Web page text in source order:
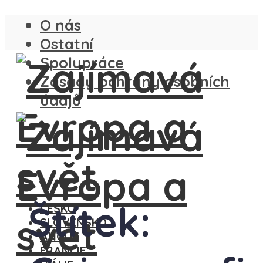
O nás
Ostatní
Spolupráce
Zásady ochrany osobních
údajů
ČESKO
SLOVENSKO
ANGLIE
FRANCIE
Štítek: